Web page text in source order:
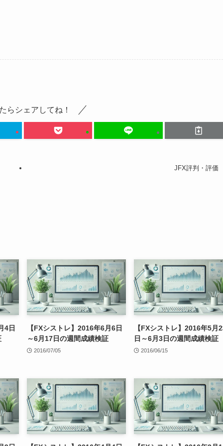
らシェアしてね！
JFX評判・評価
4日
【FXシストレ】2016年6月6日
～6月17日の週間成績検証
2016/07/05
【FXシストレ】2016年5月
日～6月3日の週間成績検証
2016/06/15